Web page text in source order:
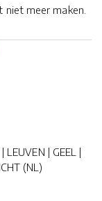
niet meer maken.
| GEEL |
(NL)